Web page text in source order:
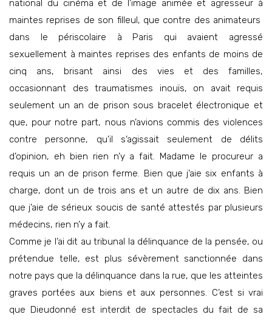
national du cinéma et de l’image animée et agresseur à
maintes reprises de son filleul, que contre des animateurs
dans le périscolaire à Paris qui avaient agressé
sexuellement à maintes reprises des enfants de moins de
cinq ans, brisant ainsi des vies et des familles,
occasionnant des traumatismes inouïs, on avait requis
seulement un an de prison sous bracelet électronique et
que, pour notre part, nous n’avions commis des violences
contre personne, qu’il s’agissait seulement de délits
d’opinion, eh bien rien n’y a fait. Madame le procureur a
requis un an de prison ferme. Bien que j’aie six enfants à
charge, dont un de trois ans et un autre de dix ans. Bien
que j’aie de sérieux soucis de santé attestés par plusieurs
médecins, rien n’y a fait.
Comme je l’ai dit au tribunal la délinquance de la pensée, ou
prétendue telle, est plus sévèrement sanctionnée dans
notre pays que la délinquance dans la rue, que les atteintes
graves portées aux biens et aux personnes. C’est si vrai
que Dieudonné est interdit de spectacles du fait de sa